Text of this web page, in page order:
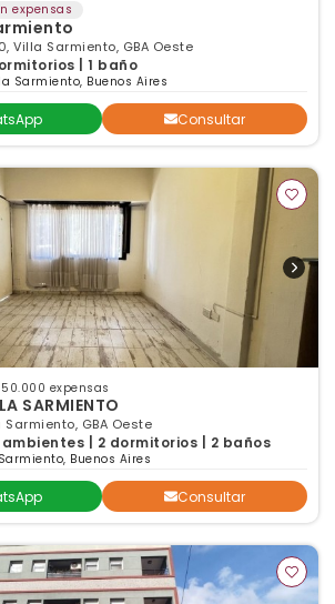
expensas
Villa Sarmiento, GBA Oeste
| 1 baño
Sarmiento, Buenos Aires
Consultar
expensas
SARMIENTO
GBA Oeste
ambientes | 2 dormitorios | 2 baños
Buenos Aires
Consultar